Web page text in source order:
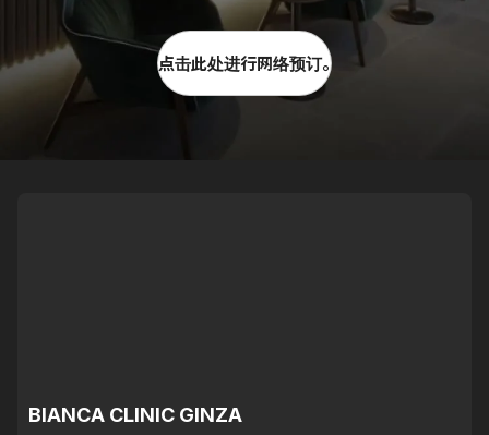
点击此处进行网络预订。
BIANCA CLINIC GINZA